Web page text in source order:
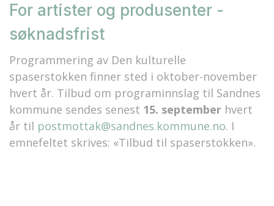
For artister og produsenter -
søknadsfrist
Programmering av Den kulturelle
spaserstokken finner sted i oktober-november
hvert år. Tilbud om programinnslag til Sandnes
kommune sendes senest 15. september hvert
år til postmottak@sandnes.kommune.no. I
emnefeltet skrives: «Tilbud til spaserstokken».